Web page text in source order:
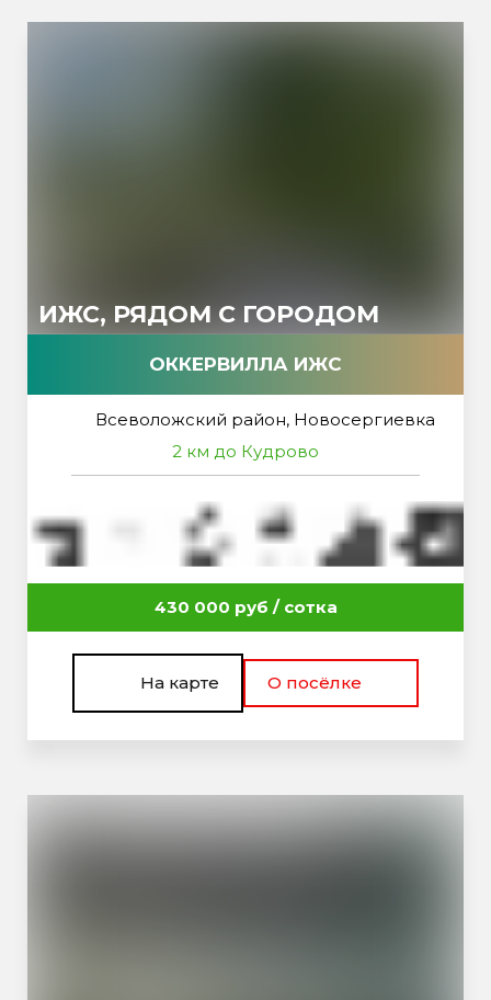
ИЖС, РЯДОМ С ГОРОДОМ
ОККЕРВИЛЛА ИЖС
Всеволожский район, Новосергиевка
2 км до Кудрово
430 000 руб / сотка
На карте О посёлке